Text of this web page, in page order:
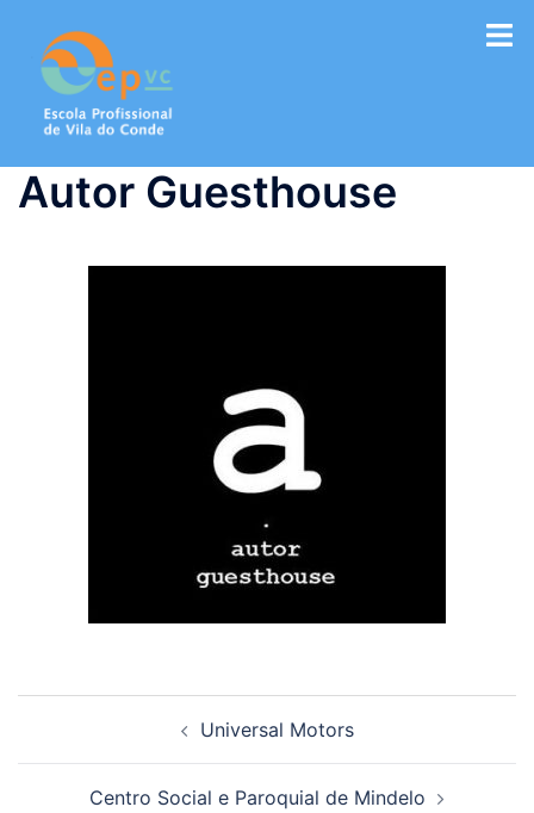
conteúdo
Autor Guesthouse
Universal Motors
Centro Social e Paroquial de Mindelo